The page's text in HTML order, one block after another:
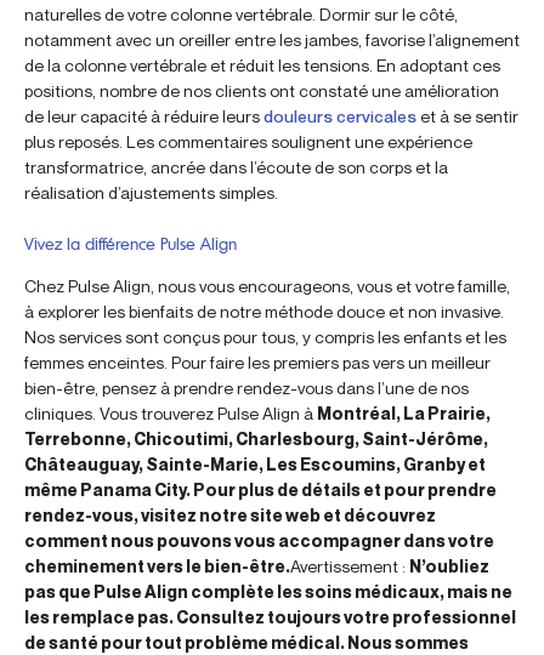
naturelles de votre colonne vertébrale. Dormir sur le côté,
notamment avec un oreiller entre les jambes, favorise l’alignement
de la colonne vertébrale et réduit les tensions. En adoptant ces
positions, nombre de nos clients ont constaté une amélioration
de leur capacité à réduire leursdouleurs cervicaleset à se sentir
plus reposés. Les commentaires soulignent une expérience
transformatrice, ancrée dans l’écoute de son corps et la
réalisation d’ajustements simples.
Vivez la différence Pulse Align
Chez Pulse Align, nous vous encourageons, vous et votre famille,
à explorer les bienfaits de notre méthode douce et non invasive.
Nos services sont conçus pour tous, y compris les enfants et les
femmes enceintes. Pour faire les premiers pas vers un meilleur
bien-être, pensez à prendre rendez-vous dans l’une de nos
cliniques. Vous trouverez Pulse Align à Montréal, La Prairie,
Terrebonne, Chicoutimi, Charlesbourg, Saint-Jérôme,
Châteauguay, Sainte-Marie, Les Escoumins, Granby et
même Panama City. Pour plus de détails et pour prendre
rendez-vous, visitez notre site web et découvrez
comment nous pouvons vous accompagner dans votre
cheminement vers le bien-être.Avertissement : N’oubliez
pas que Pulse Align complète les soins médicaux, mais ne
les remplace pas. Consultez toujours votre professionnel
de santé pour tout problème médical. Nous sommes